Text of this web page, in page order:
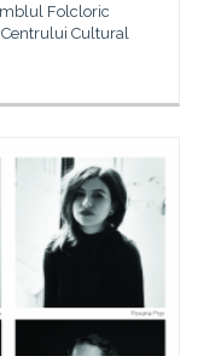
Folcloric
Centrului Cultural